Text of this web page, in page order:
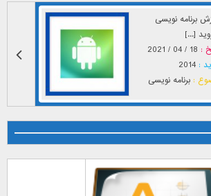
برنامه نویسی
[...]
:
18 / 04 / 2021
:
2014
: برنامه نویسی